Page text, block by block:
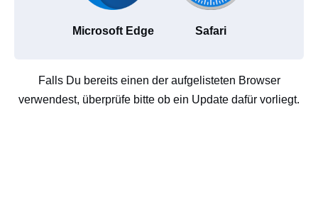
Microsoft Edge Safari
Falls Du bereits einen der aufgelisteten Browser
verwendest, überprüfe bitte ob ein Update dafür vorliegt.